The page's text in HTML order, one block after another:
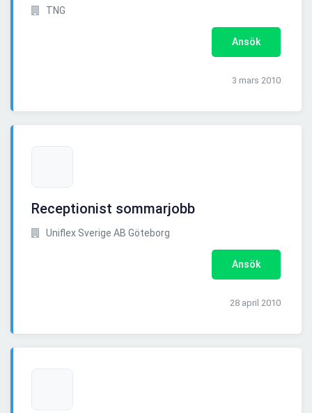
TNG
Ansök
3 mars 2010
Receptionist sommarjobb
Uniflex Sverige AB Göteborg
Ansök
28 april 2010